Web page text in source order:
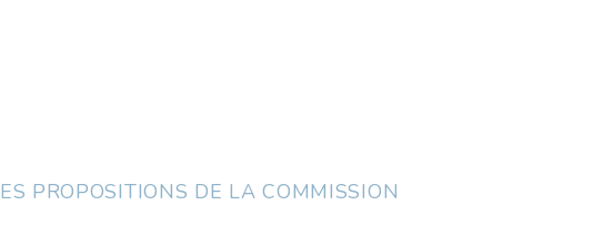
PROPOSITIONS DE LA COMMISSION